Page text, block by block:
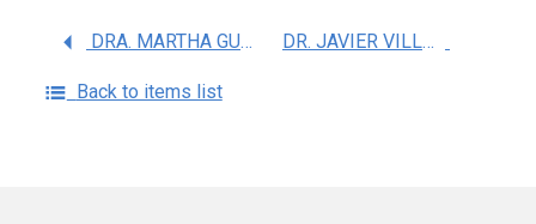
DRA. MARTHA GUADALUPE SOSA MACIAS DR. JAVIER VILLANUEVA SANCHEZ
Back to items list